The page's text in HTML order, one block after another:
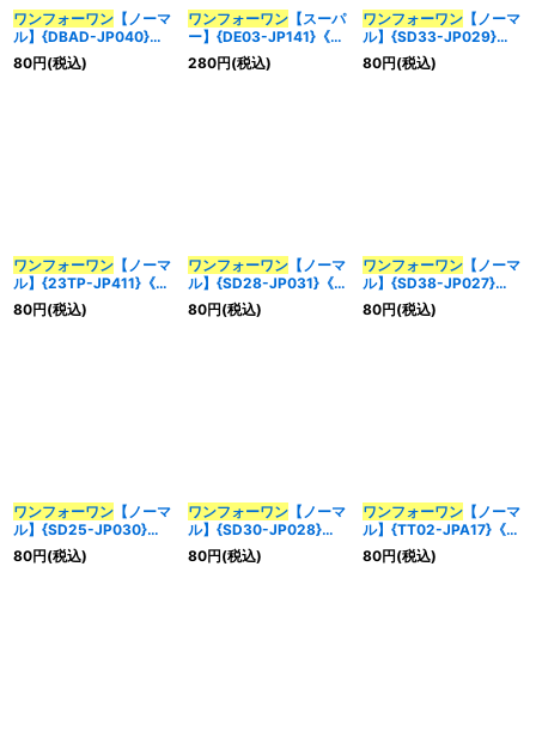
ワンフォーワン 【ノーマ
ル】{DBAD-JP040}
《魔法》
80円(税込)
ワンフォーワン【スーパ
ー】{DE03-JP141}《魔
法》
280円(税込)
ワンフォーワン【ノーマ
ル】{SD33-JP029}
《魔法》
80円(税込)
ワンフォーワン 【ノーマ
ル】{23TP-JP411}《魔
法》
80円(税込)
ワンフォーワン【ノーマ
ル】{SD28-JP031}《魔
法》
80円(税込)
ワンフォーワン【ノーマ
ル】{SD38-JP027}
《魔法》
80円(税込)
ワンフォーワン 【ノーマ
ル】{SD25-JP030}
《魔法》
80円(税込)
ワンフォーワン【ノーマ
ル】{SD30-JP028}
《魔法》
80円(税込)
ワンフォーワン【ノーマ
ル】{TT02-JPA17}《魔
法》
80円(税込)